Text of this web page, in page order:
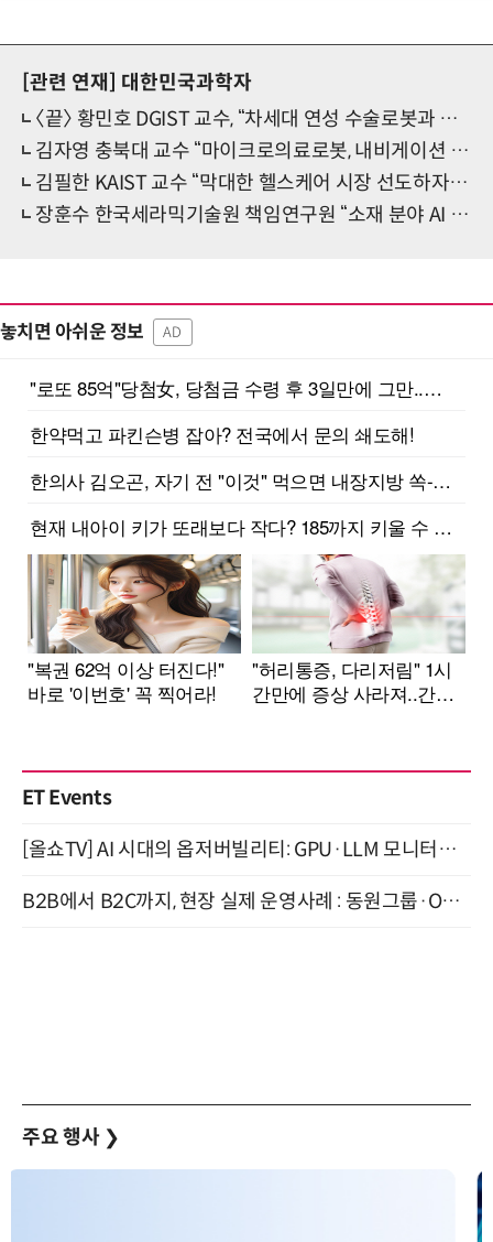
[관련 연재]
대한민국과학자
〈끝〉 황민호 DGIST 교수, “차세대 연성 수술로봇과 로봇 조작·자동화 기술을 현실로”
김자영 충북대 교수 “마이크로의료로봇, 내비게이션 기반 초정밀 의료기술에 기여”
김필한 KAIST 교수 “막대한 헬스케어 시장 선도하자...교육 시스템 갖춰야”
장훈수 한국세라믹기술원 책임연구원 “소재 분야 AI 기술 활성화로 지역기업 DX 앞장”
놓치면 아쉬운 정보 AD
ET Events
[올쇼TV] AI 시대의 옵저버빌리티: GPU·LLM 모니터링부터 AI 기반 장애 대응까지 (8/11 생방송)
B2B에서 B2C까지, 현장 실제 운영사례 : 동원그룹·OCI·다이닝브랜즈그룹·당근 (8/27)
주요 행사 ❯